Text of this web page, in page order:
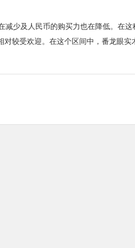
少及人民币的购买力也在降低。在
较受欢迎。在这个区间中，番龙眼